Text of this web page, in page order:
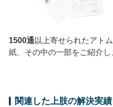
1500通 以上寄せられたアト
紙、その中の一部をご紹介し
関連した上肢の解決実